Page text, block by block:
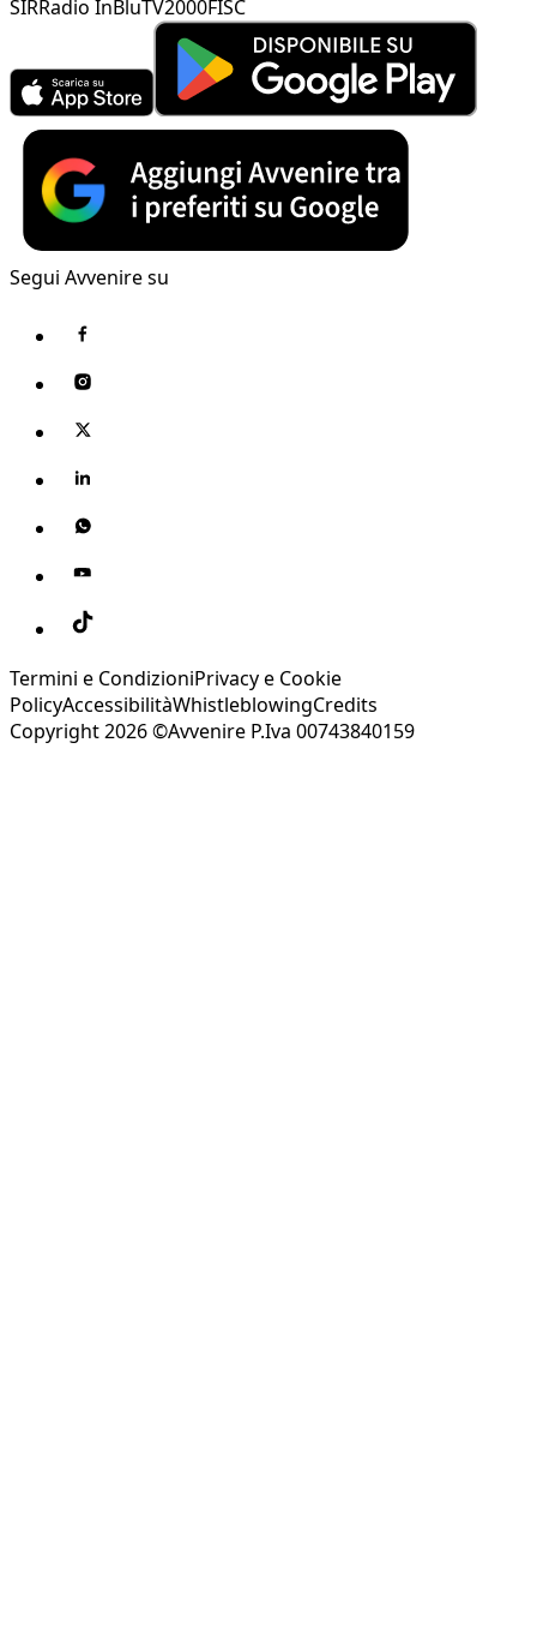
SIRRadio InBluTV2000FISC
Segui Avvenire su
Termini e CondizioniPrivacy e Cookie
PolicyAccessibilitàWhistleblowingCredits
Copyright 2026 ©Avvenire P.Iva 00743840159